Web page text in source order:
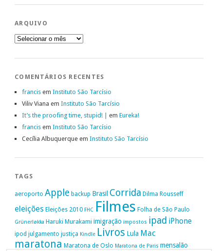
ARQUIVO
Arquivo
COMENTÁRIOS RECENTES
francis em Instituto São Tarcísio
Viliv Viana em Instituto São Tarcísio
It’s the proofing time, stupid! |
em Eureka!
francis em Instituto São Tarcísio
Cecília Albuquerque em Instituto São Tarcísio
TAGS
aeroporto Apple backup Brasil Corrida Dilma Rousseff
eleições Eleições 2010 FHC Filmes Folha de São Paulo
Grünerløkka Haruki Murakami imigração impostos ipad iPhone
ipod julgamento justiça Kindle Livros Lula Mac
maratona Maratona de Oslo Maratona de Paris mensalão